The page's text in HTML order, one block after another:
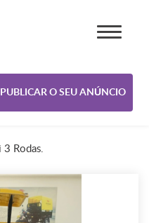
PUBLICAR O SEU ANÚNCIO
Rodas.